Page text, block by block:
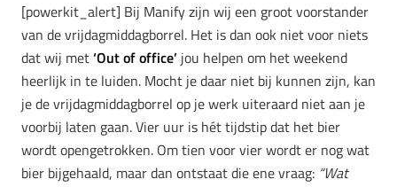
[powerkit_alert] Bij Manify zijn wij een groot voorstander
van de vrijdagmiddagborrel. Het is dan ook niet voor niets
dat wij met‘Out of office’ jou helpen om het weekend
heerlijk in te luiden. Mocht je daar niet bij kunnen zijn, kan
je de vrijdagmiddagborrel op je werk uiteraard niet aan je
voorbij laten gaan. Vier uur is hét tijdstip dat het bier
wordt opengetrokken. Om tien voor vier wordt er nog wat
bier bijgehaald, maar dan ontstaat die ene vraag: “Wat